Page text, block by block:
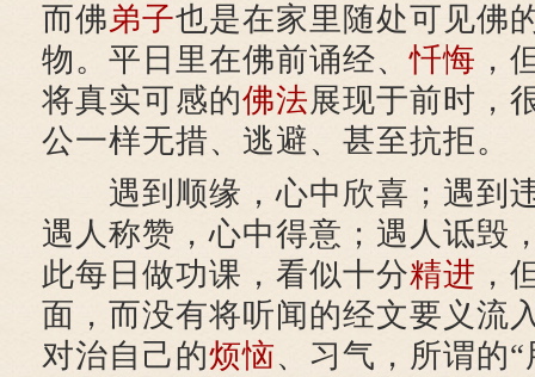
而佛弟子也是在家里随处可见佛
物。平日里在佛前诵经、忏悔 ，
将真实可感的佛法展现于前时，
公一样无措、逃避、甚至抗拒。
遇到顺缘，心中欣喜；遇到
遇人称赞，心中得意；遇人诋
此每日做功课，看似十分精进 ，
面，而没有将听闻的经文要义流
对治自己的烦恼、习气，所谓的“